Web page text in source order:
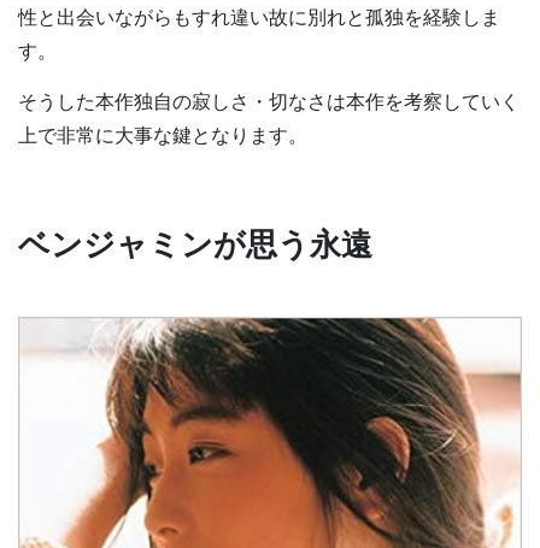
性と出会いながらもすれ違い故に別れと孤独を経験しま
す。
そうした本作独自の寂しさ・切なさは本作を考察していく
上で非常に大事な鍵となります。
ベンジャミンが思う永遠